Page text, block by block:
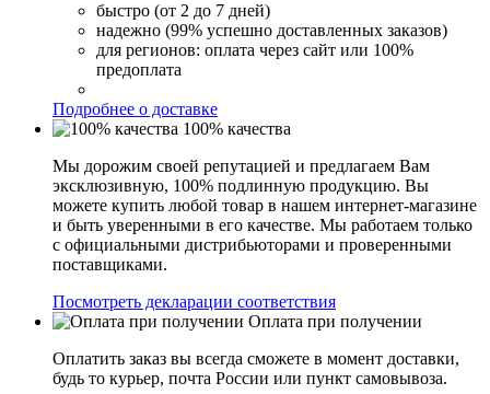
быстро (от 2 до 7 дней)
надежно (99% успешно доставленных заказов)
для регионов: оплата через сайт или 100%
предоплата
Подробнее о доставке
100% качества
Мы дорожим своей репутацией и предлагаем Вам
эксклюзивную, 100% подлинную продукцию. Вы
можете купить любой товар в нашем интернет-магазине
и быть уверенными в его качестве. Мы работаем только
с официальными дистрибьюторами и проверенными
поставщиками.
Посмотреть декларации соответствия
Оплата при получении
Оплатить заказ вы всегда сможете в момент доставки,
будь то курьер, почта России или пункт самовывоза.